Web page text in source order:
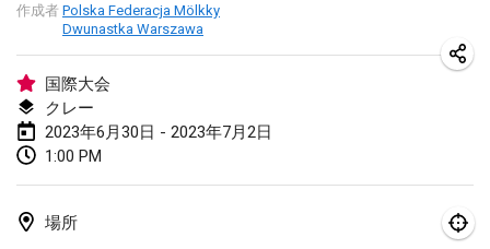
作成者 Polska Federacja Mölkky
Dwunastka Warszawa
国際大会
クレー
2023年6月30日 - 2023年7月2日
1:00 PM
場所
Tournoi Mixte ASPTTOM
2023年1月21日|フランス
Tournoi de Mölkky - Lesfous Dubâtonvaigeois
2023年1月28日|フランス
US Mölkky Winter
2023年1月29日